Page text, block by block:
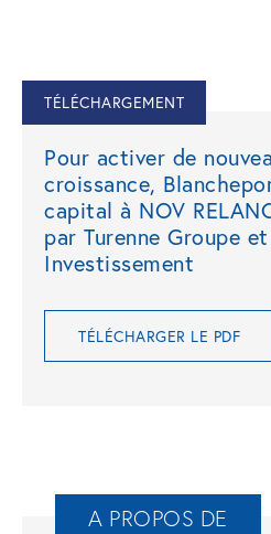
TÉLÉCHARGEMENT
Pour activer de
croissance,
capital à NOV
par Turenne Groupe
Investissement
TÉLÉCHARGER LE PDF
A PROPOS DE